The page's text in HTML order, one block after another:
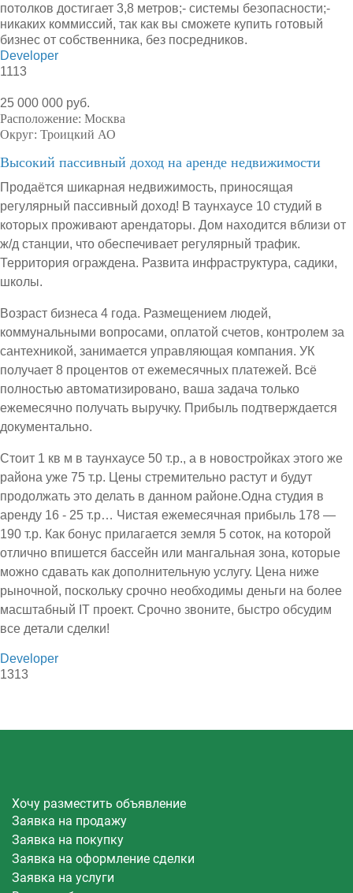
потолков достигает 3,8 метров;- системы безопасности;-
никаких коммиссий, так как вы сможете купить готовый
бизнес от собственника, без посредников.
Developer
1113
25 000 000 руб.
Расположение: Москва
Округ: Троицкий АО
Высокий пассивный доход на аренде недвижимости
Продаётся шикарная недвижимость, приносящая
регулярный пассивный доход! В таунхаусе 10 студий в
которых проживают арендаторы. Дом находится вблизи от
ж/д станции, что обеспечивает регулярный трафик.
Территория ограждена. Развита инфраструктура, садики,
школы.
Возраст бизнеса 4 года. Размещением людей,
коммунальными вопросами, оплатой счетов, контролем за
сантехникой, занимается управляющая компания. УК
получает 8 процентов от ежемесячных платежей. Всё
полностью автоматизировано, ваша задача только
ежемесячно получать выручку. Прибыль подтверждается
документально.
Стоит 1 кв м в таунхаусе 50 т.р., а в новостройках этого же
района уже 75 т.р. Цены стремительно растут и будут
продолжать это делать в данном районе.Одна студия в
аренду 16 - 25 т.р… Чистая ежемесячная прибыль 178 —
190 т.р. Как бонус прилагается земля 5 соток, на которой
отлично впишется бассейн или мангальная зона, которые
можно сдавать как дополнительную услугу. Цена ниже
рыночной, поскольку срочно необходимы деньги на более
масштабный IT проект. Срочно звоните, быстро обсудим
все детали сделки!
Developer
1313
Хочу разместить объявление
Заявка на продажу
Заявка на покупку
Заявка на оформление сделки
Заявка на услуги